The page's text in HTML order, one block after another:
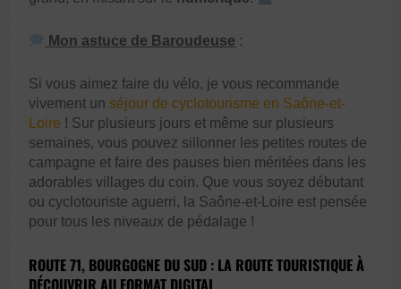
Mon astuce de Baroudeuse :
Si vous aimez faire du vélo, je vous recommande
vivement un séjour de cyclotourisme en Saône-et-
Loire ! Sur plusieurs jours et même sur plusieurs
semaines, vous pouvez sillonner les petites routes de
campagne et faire des pauses bien méritées dans les
adorables villages du coin. Que vous soyez débutant
ou cyclotouriste aguerri, la Saône-et-Loire est pensée
pour tous les niveaux de pédalage !
ROUTE 71, BOURGOGNE DU SUD : LA ROUTE TOURISTIQUE À